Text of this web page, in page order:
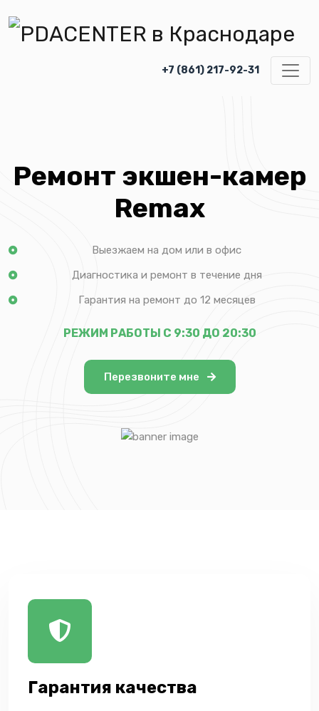
+7 (861) 217-92-31
Ремонт экшен-камер
Remax
Выезжаем на дом или в офис
Диагностика и ремонт в течение дня
Гарантия на ремонт до 12 месяцев
РЕЖИМ РАБОТЫ С 9:30 ДО 20:30
Перезвоните мне
Гарантия качества